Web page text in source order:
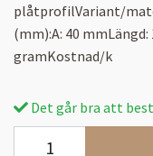
plåtprofilVariant/
(mm):A: 40 mmLängd:
gramKostnad/k
Det går bra att